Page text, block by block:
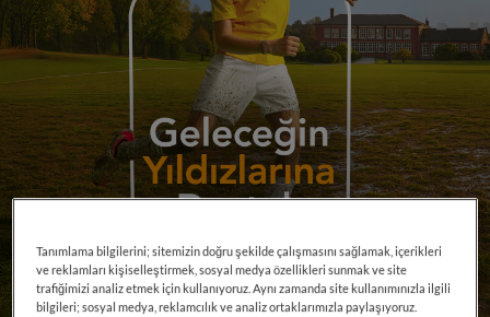
Tanımlama bilgilerini; sitemizin doğru şekilde çalışmasını sağlamak, içerikleri
ve reklamları kişiselleştirmek, sosyal medya özellikleri sunmak ve site
trafiğimizi analiz etmek için kullanıyoruz. Aynı zamanda site kullanımınızla ilgili
bilgileri; sosyal medya, reklamcılık ve analiz ortaklarımızla paylaşıyoruz.